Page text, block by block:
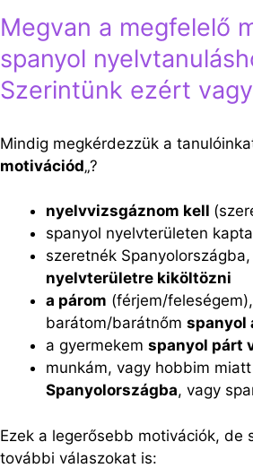
Megvan a megfelelő
spanyol
Szerintünk ezért
Mindig megkérdezzük a
motivációd„?
nyelvvizsgáznom kell
spanyol nyelvterületen
szeretnék
nyelvterületre kiköltözni
a párom (férjem/
barátom/barátnőm spanyol
a gyermekem spanyol párt
munkám, vagy hobbim miatt
Spanyolországba, vagy
Ezek a legerősebb motivációk, de
további válaszokat is: